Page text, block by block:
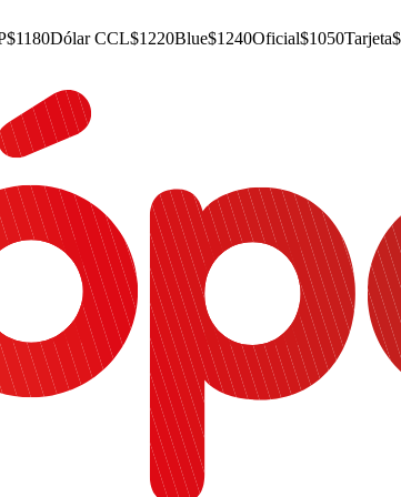
$1180Dólar CCL$1220Blue$1240Oficial$1050Tarjeta$